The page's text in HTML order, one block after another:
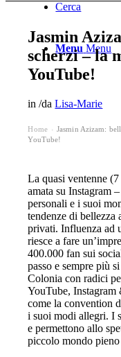
Cerca
Menu Menu
Jasmin
scherzi – la
YouTube!
in/daLisa-Marie
Home
Jasmin Azizam:
YouTube!
La quasi ventenne
amata su Instagram
personali e i suoi
tendenze di
privati. Influenza ad
riesce a fare
400.000 fan sui
passo e sempre più
Colonia con radici
YouTube,
come la convention
i suoi modi allegri. I
e permettono allo
piccolo mondo